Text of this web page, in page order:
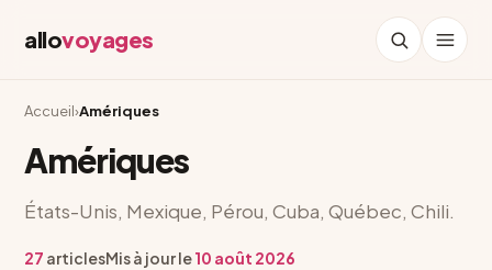
allovoyages
Accueil›Amériques
Amériques
États-Unis, Mexique, Pérou, Cuba, Québec, Chili.
27 articlesMis à jour le10 août 2026